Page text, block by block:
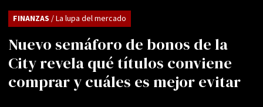
Nuevo semáforo de bonos de la
City revela qué títulos conviene
comprar y cuáles es mejor evitar
FINANZAS / La lupa del mercado